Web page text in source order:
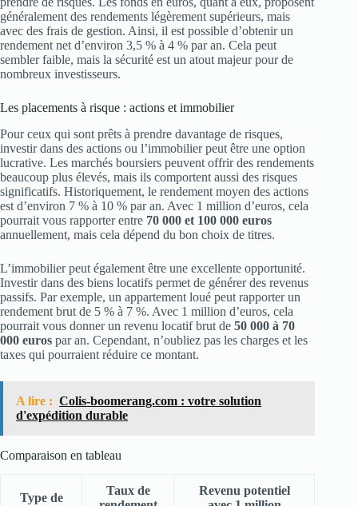
généralement des rendements légèrement supérieurs, mais
avec des frais de gestion. Ainsi, il est possible d’obtenir un
rendement net d’environ 3,5 % à 4 % par an. Cela peut
sembler faible, mais la sécurité est un atout majeur pour de
nombreux investisseurs.
Les placements à risque : actions et immobilier
Pour ceux qui sont prêts à prendre davantage de risques,
investir dans des actions ou l’immobilier peut être une option
lucrative. Les marchés boursiers peuvent offrir des rendements
beaucoup plus élevés, mais ils comportent aussi des risques
significatifs. Historiquement, le rendement moyen des actions
est d’environ 7 % à 10 % par an. Avec 1 million d’euros, cela
pourrait vous rapporter entre 70 000 et 100 000 euros
annuellement, mais cela dépend du bon choix de titres.
L’immobilier peut également être une excellente opportunité.
Investir dans des biens locatifs permet de générer des revenus
passifs. Par exemple, un appartement loué peut rapporter un
rendement brut de 5 % à 7 %. Avec 1 million d’euros, cela
pourrait vous donner un revenu locatif brut de 50 000 à 70
000 euros par an. Cependant, n’oubliez pas les charges et les
taxes qui pourraient réduire ce montant.
A lire : Colis-boomerang.com : votre solution
d'expédition durable
Comparaison en tableau
Type de
Taux de
Revenu potentiel